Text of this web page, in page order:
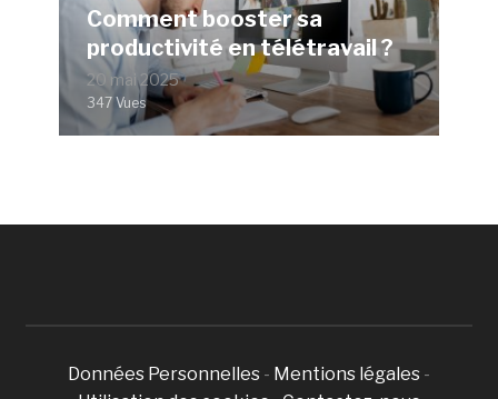
Comment booster sa
productivité en télétravail ?
20 mai 2025
347 Vues
Données Personnelles - Mentions légales -